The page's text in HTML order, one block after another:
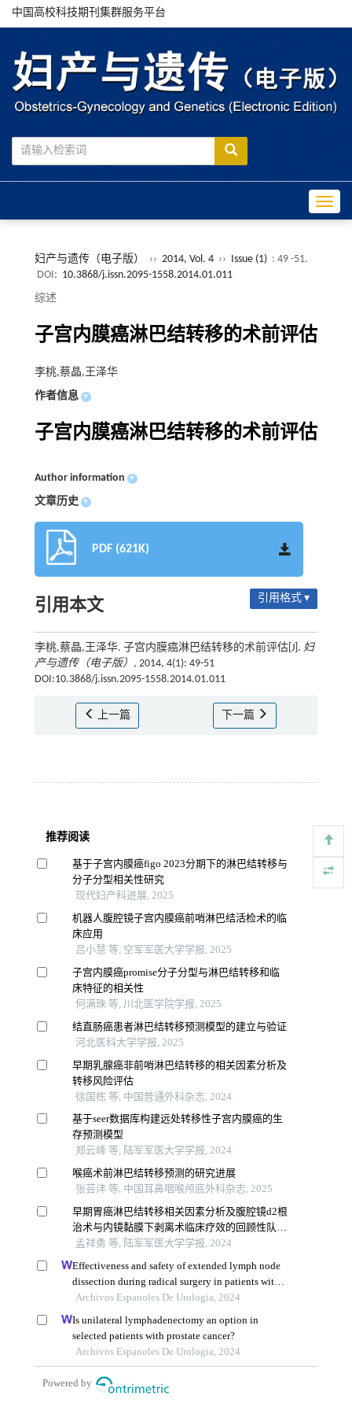
中国高校科技期刊集群服务平台
妇产与遗传（电子版） ›› 2014, Vol. 4 ›› Issue (1) : 49 -51.
DOI: 10.3868/j.issn.2095-1558.2014.01.011
综述
子宫内膜癌淋巴结转移的术前评估
李桃,蔡晶,王泽华
作者信息 +
子宫内膜癌淋巴结转移的术前评估
Author information +
文章历史 +
PDF (621K)
引用本文 引用格式 ▾
李桃,蔡晶,王泽华. 子宫内膜癌淋巴结转移的术前评估[J]. 妇
产与遗传（电子版） , 2014, 4(1): 49-51
DOI:10.3868/j.issn.2095-1558.2014.01.011
上一篇 下一篇